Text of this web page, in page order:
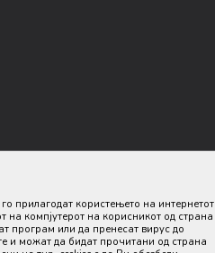
прилагодат користењето на интернетот
на компјутерот на корисникот од страна
програм или да пренесат вирус до
и можат да бидат прочитани од страна